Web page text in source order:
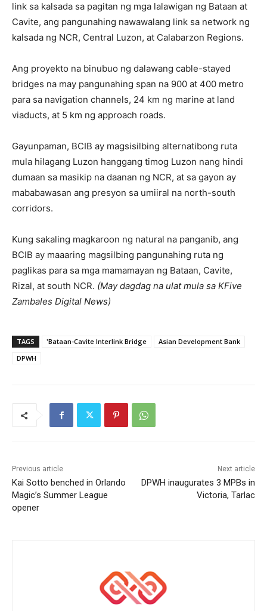
link sa kalsada sa pagitan ng mga lalawigan ng Bataan at
Cavite, ang pangunahing nawawalang link sa network ng
kalsada ng NCR, Central Luzon, at Calabarzon Regions.
Ang proyekto na binubuo ng dalawang cable-stayed
bridges na may pangunahing span na 900 at 400 metro
para sa navigation channels, 24 km ng marine at land
viaducts, at 5 km ng approach roads.
Gayunpaman, BCIB ay magsisilbing alternatibong ruta
mula hilagang Luzon hanggang timog Luzon nang hindi
dumaan sa masikip na daanan ng NCR, at sa gayon ay
mababawasan ang presyon sa umiiral na north-south
corridors.
Kung sakaling magkaroon ng natural na panganib, ang
BCIB ay maaaring magsilbing pangunahing ruta ng
paglikas para sa mga mamamayan ng Bataan, Cavite,
Rizal, at south NCR. (May dagdag na ulat mula sa KFive
Zambales Digital News)
TAGS 'Bataan-Cavite Interlink Bridge
Asian Development Bank
DPWH
Previous article
Kai Sotto benched in Orlando
Magic’s Summer League
opener
Next article
DPWH inaugurates 3 MPBs in
Victoria, Tarlac